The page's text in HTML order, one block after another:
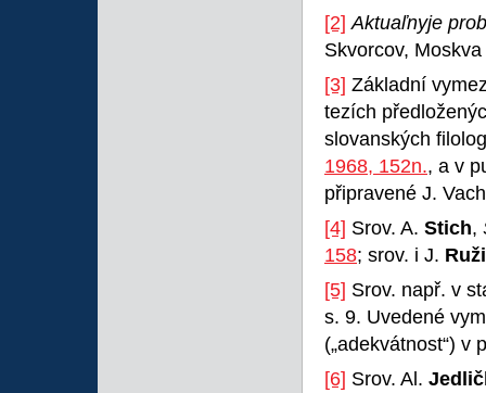
[2] Aktuaľnyje
Skvorcov,
[3] Základní
tezích
slovanských
1968, 152n., a v
připravené J.
[4] Srov. A. Stich,
158; srov. i J.
[5] Srov. např. v
s. 9. Uvedené
(„adekvátnost“) v
[6] Srov. Al.